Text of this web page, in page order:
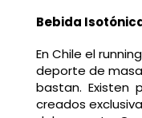
Bebida
En Chile el
deporte de
bastan. Existen
creados